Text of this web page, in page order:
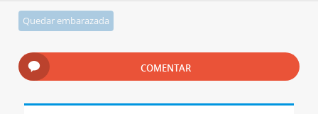
Quedar embarazada
COMENTAR